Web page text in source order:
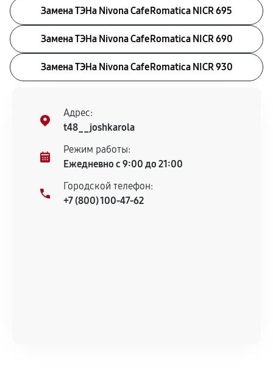
Замена ТЭНа Nivona CafeRomatica NICR 695
Замена ТЭНа Nivona CafeRomatica NICR 690
Замена ТЭНа Nivona CafeRomatica NICR 930
Адрес:
t48__joshkarola
Режим работы:
Ежедневно с 9:00 до 21:00
Городской телефон:
+7 (800) 100-47-62